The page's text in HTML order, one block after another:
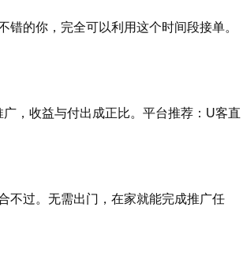
的你，完全可以利用这个时间段接单。
，收益与付出成正比。平台推荐：U客直
不过。无需出门，在家就能完成推广任